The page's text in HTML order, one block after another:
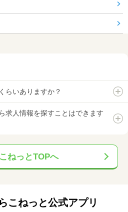
らいありますか？
求人情報を探すことはできます
ねっとTOPへ
こねっと公式アプリ